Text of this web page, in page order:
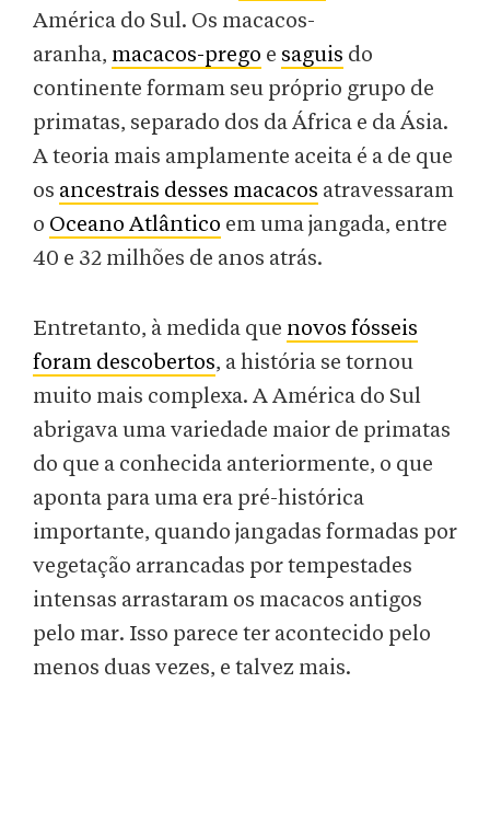
América do Sul. Os macacos-
aranha, macacos-prego e saguis do
continente formam seu próprio grupo de
primatas, separado dos da África e da Ásia.
A teoria mais amplamente aceita é a de que
os ancestrais desses macacos atravessaram
o Oceano Atlântico em uma jangada, entre
40 e 32 milhões de anos atrás.
Entretanto, à medida que novos fósseis
foram descobertos, a história se tornou
muito mais complexa. A América do Sul
abrigava uma variedade maior de primatas
do que a conhecida anteriormente, o que
aponta para uma era pré-histórica
importante, quando jangadas formadas por
vegetação arrancadas por tempestades
intensas arrastaram os macacos antigos
pelo mar. Isso parece ter acontecido pelo
menos duas vezes, e talvez mais.